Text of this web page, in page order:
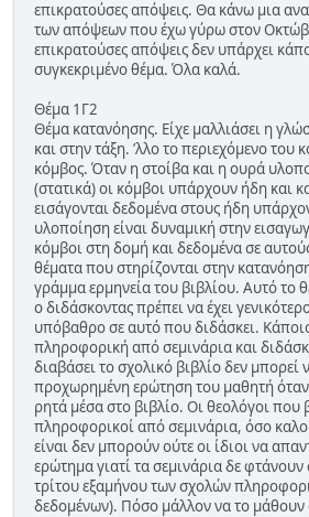
επικρατούσες απόψεις. Θα κάνω μια
των απόψεων που έχω γύρω στον
επικρατούσες απόψεις δεν υπάρχει
συγκεκριμένο θέμα. Όλα καλά.
Θέμα 1Γ2
Θέμα κατανόησης. Είχε μαλλιάσει η
και στην τάξη. ʼλλο το περιεχόμενο του
κόμβος. Όταν η στοίβα και η ουρά
(στατικά) οι κόμβοι υπάρχουν ήδη και
εισάγονται δεδομένα στους ήδη
υλοποίηση είναι δυναμική στην
κόμβοι στη δομή και δεδομένα σε
θέματα που στηρίζονται στην
γράμμα ερμηνεία του βιβλίου. Αυτό το
ο διδάσκοντας πρέπει να έχει
υπόβαθρο σε αυτό που διδάσκει.
πληροφορική από σεμινάρια και
διαβάσει το σχολικό βιβλίο δεν μπορεί
προχωρημένη ερώτηση του μαθητή όταν
ρητά μέσα στο βιβλίο. Οι θεολόγοι που
πληροφορικοί από σεμινάρια, όσο
είναι δεν μπορούν ούτε οι ίδιοι να
ερώτημα γιατί τα σεμινάρια δε
τρίτου εξαμήνου των σχολών
δεδομένων). Πόσο μάλλον να το μάθουν